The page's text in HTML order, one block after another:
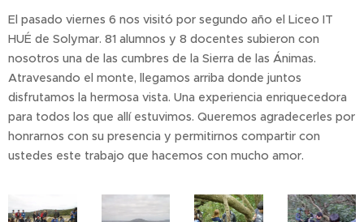
El pasado viernes 6 nos visitó por segundo año el Liceo IT
HUÉ de Solymar. 81 alumnos y 8 docentes subieron con
nosotros una de las cumbres de la Sierra de las Ánimas.
Atravesando el monte, llegamos arriba donde juntos
disfrutamos la hermosa vista. Una experiencia enriquecedora
para todos los que allí estuvimos. Queremos agradecerles por
honrarnos con su presencia y permitirnos compartir con
ustedes este trabajo que hacemos con mucho amor.